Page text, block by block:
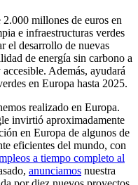
millones de euros en
e infraestructuras verdes
el desarrollo de nuevas
de energía sin carbono a
Además, ayudará
en Europa hasta 2025.
realizado en Europa.
invirtió aproximadamente
en Europa de algunos de
eficientes del mundo, con
a tiempo completo al
anunciamos nuestra